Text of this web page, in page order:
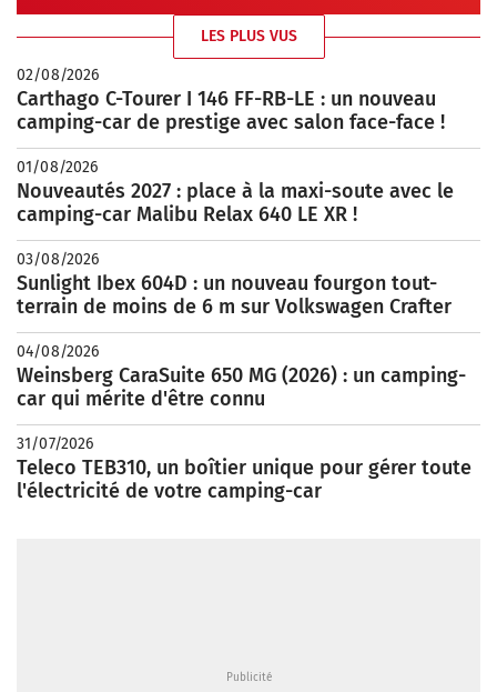
LES PLUS VUS
02/08/2026
Carthago C-Tourer I 146 FF-RB-LE : un nouveau
camping-car de prestige avec salon face-face !
01/08/2026
Nouveautés 2027 : place à la maxi-soute avec le
camping-car Malibu Relax 640 LE XR !
03/08/2026
Sunlight Ibex 604D : un nouveau fourgon tout-
terrain de moins de 6 m sur Volkswagen Crafter
04/08/2026
Weinsberg CaraSuite 650 MG (2026) : un camping-
car qui mérite d'être connu
31/07/2026
Teleco TEB310, un boîtier unique pour gérer toute
l'électricité de votre camping-car